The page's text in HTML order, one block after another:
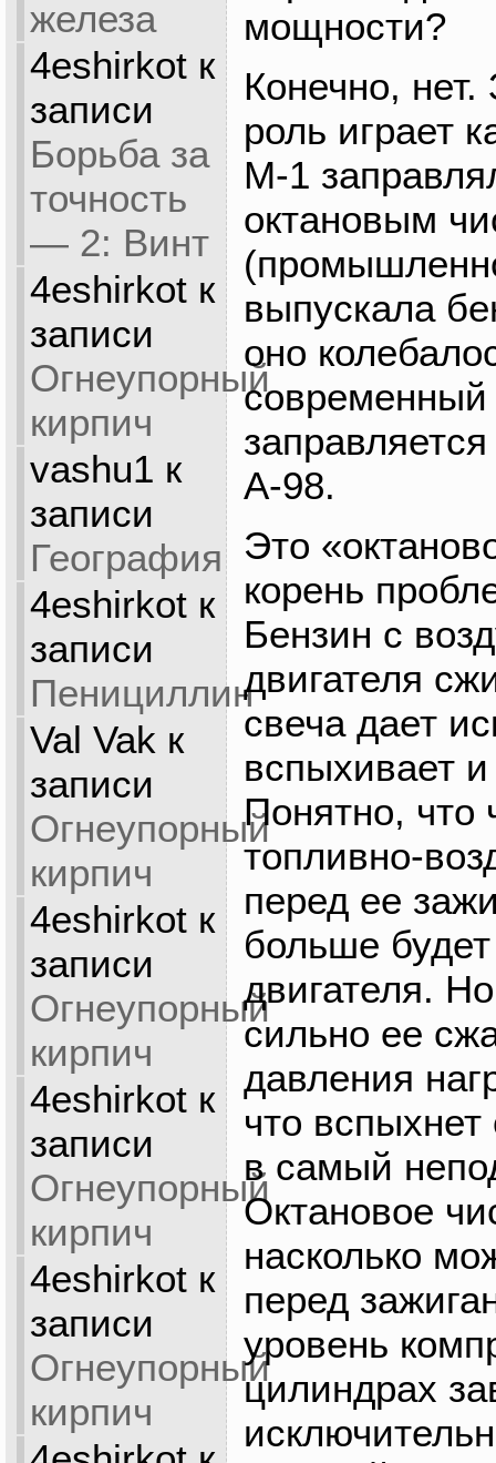
железа
4eshirkotк
записи
Борьба за
точность
— 2: Винт
4eshirkotк
записи
Огнеупорный
кирпич
vashu1 к
записи
География
4eshirkotк
записи
Пенициллин
Val Vak к
записи
Огнеупорный
кирпич
4eshirkotк
записи
Огнеупорный
кирпич
4eshirkotк
записи
Огнеупорный
кирпич
4eshirkotк
записи
Огнеупорный
кирпич
мощности?
Конечно,
роль играет
М-1
октановым
выпускала
оно
современный
А-98.
Это
корень
Бензин с
двигателя
свеча дает
вспыхивает
Понятно, что
топливно-
перед ее
больше
двигателя.
сильно ее
давления
что
в самый
Октановое
насколько
перед
уровень
цилиндрах